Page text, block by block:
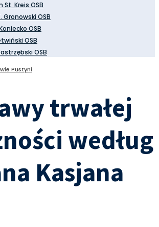
St. Kreis OSB
Gronowski OSB
OSB
OSB
OSB
Pustyni
trwałej
według
Kasjana